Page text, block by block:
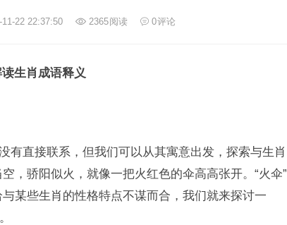
22 22:37:50 2365阅读 0评论
生肖成语释义
有直接联系，但我们可以从其寓意出发，探索与生肖
，骄阳似火，就像一把火红色的伞高高张开。“火伞”
某些生肖的性格特点不谋而合，我们就来探讨一